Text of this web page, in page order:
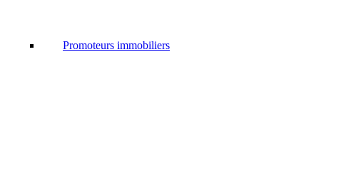
Promoteurs immobiliers